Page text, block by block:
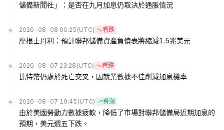
儲備新聞社」：是否在九月加息仍取決於通脹情況
2026-08-08 00:25 (UTC) 看跌
摩根士丹利：預計聯邦儲備資產負債表將縮減1.5兆美元
2026-08-07 23:28 (UTC) 看跌
比特幣仍處於死亡交叉，因就業數據不佳削減加息機率
2026-08-07 19:45 (UTC) 看漲
由於美國勞動力數據疲軟，降低了市場對聯邦儲備局近期加息的
預期，美元週五下跌。